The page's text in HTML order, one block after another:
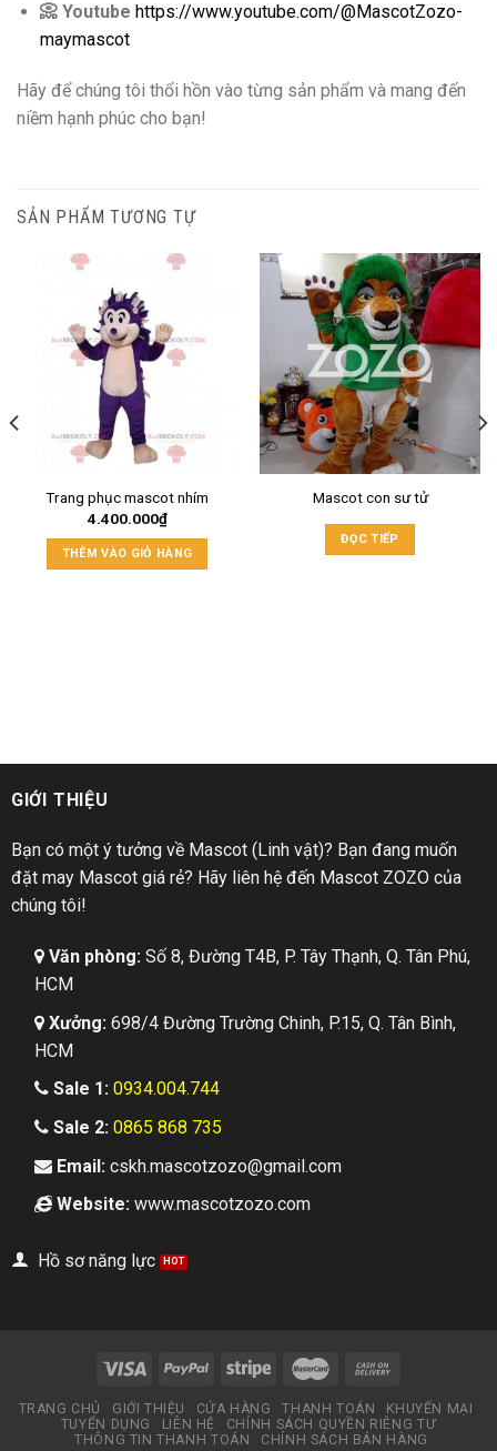
📀 Youtube https://www.youtube.com/@MascotZozo-
maymascot
Hãy để chúng tôi thổi hồn vào từng sản phẩm và mang đến
niềm hạnh phúc cho bạn!
SẢN PHẨM TƯƠNG TỰ
Trang phục mascot nhím
4.400.000₫
THÊM VÀO GIỎ HÀNG
Mascot con sư tử
ĐỌC TIẾP
GIỚI THIỆU
Bạn có một ý tưởng về Mascot (Linh vật)? Bạn đang muốn
đặt may Mascot giá rẻ? Hãy liên hệ đến Mascot ZOZO của
chúng tôi!
Văn phòng:Số 8, Đường T4B, P. Tây Thạnh, Q. Tân Phú,
HCM
Xưởng:698/4 Đường Trường Chinh, P.15, Q. Tân Bình,
HCM
Sale 1: 0934.004.744
Sale 2: 0865 868 735
Email: cskh.mascotzozo@gmail.com
Website:www.mascotzozo.com
Hồ sơ năng lực
TRANG CHỦ GIỚI THIỆU CỬA HÀNG THANH TOÁN
KHUYẾN MẠI
TUYỂN DỤNG
LIÊN HỆ
CHÍNH SÁCH QUYỀN RIÊNG TƯ
THÔNG TIN THANH TOÁN
CHÍNH SÁCH BÁN HÀNG